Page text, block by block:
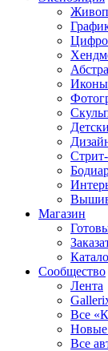
Иконы
Магазин
Сообщество
Лента
Все
Все